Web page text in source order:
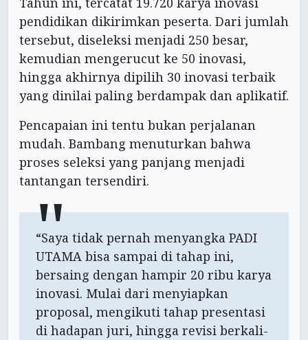
pendidikan dikirimkan peserta. Dari jumlah
tersebut, diseleksi menjadi 250 besar,
kemudian mengerucut ke 50 inovasi,
hingga akhirnya dipilih 30 inovasi terbaik
yang dinilai paling berdampak dan aplikatif.
Pencapaian ini tentu bukan perjalanan
mudah. Bambang menuturkan bahwa
proses seleksi yang panjang menjadi
tantangan tersendiri.
“Saya tidak pernah menyangka PADI
UTAMA bisa sampai di tahap ini,
bersaing dengan hampir 20 ribu karya
inovasi. Mulai dari menyiapkan
proposal, mengikuti tahap presentasi
di hadapan juri, hingga revisi berkali-